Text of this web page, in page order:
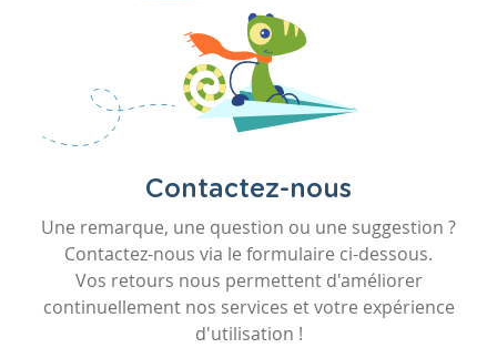
Contactez-nous
Une remarque, une question ou une suggestion ?
Contactez-nous via le formulaire ci-dessous.
Vos retours nous permettent d'améliorer
continuellement nos services et votre expérience
d'utilisation !